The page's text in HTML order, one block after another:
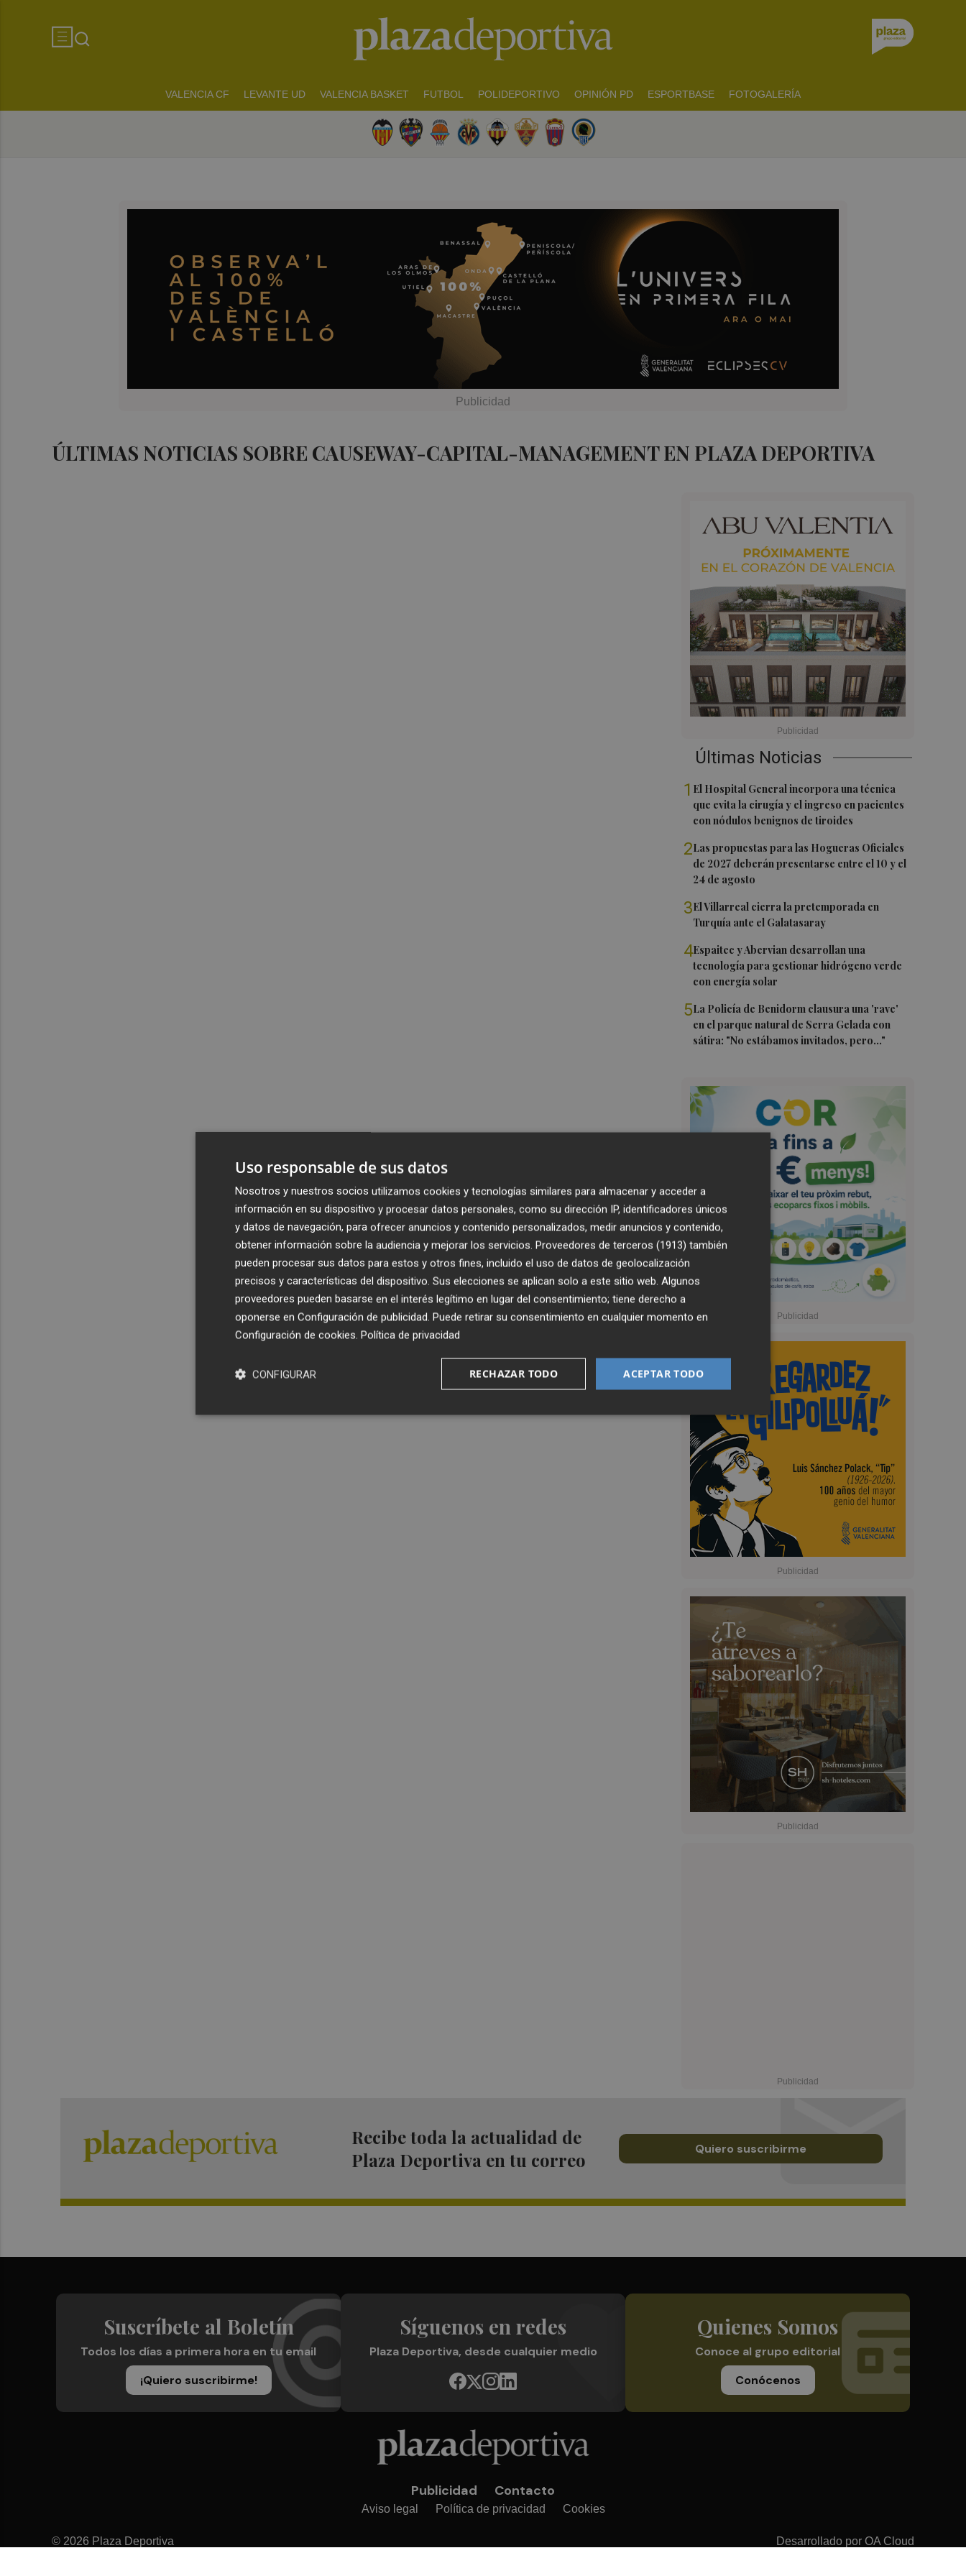
VALENCIA CF LEVANTE UD VALENCIA BASKET FUTBOL POLIDEPORTIVO OPINIÓN PD ESPORTBASE FOTOGALERÍA
ÚLTIMAS NOTICIAS SOBRE CAUSEWAY-CAPITAL-MANAGEMENT EN PLAZA DEPORTIVA
Últimas Noticias
1 El Hospital General incorpora una técnica
que evita la cirugía y el ingreso en pacientes
con nódulos benignos de tiroides
2Las propuestas para las Hogueras Oficiales
de 2027 deberán presentarse entre el 10 y el
24 de agosto
3El Villarreal cierra la pretemporada en
Turquía ante el Galatasaray
4Espaitec y Abervian desarrollan una
tecnología para gestionar hidrógeno verde
con energía solar
5La Policía de Benidorm clausura una 'rave'
en el parque natural de Serra Gelada con
sátira: "No estábamos invitados, pero..."
Recibe toda la actualidad de
Plaza Deportiva en tu correo
Quiero suscribirme
Suscríbete al Boletín
Todos los días a primera hora en tu email
¡Quiero suscribirme!
Síguenos en redes
Plaza Deportiva, desde cualquier medio
Quienes Somos
Conoce al grupo editorial
Conócenos
Publicidad Contacto
Aviso legal Política de privacidad Cookies
© 2026 Plaza Deportiva Desarrollado por OA Cloud
Uso responsable de sus datos
Nosotros y nuestros socios utilizamos cookies y tecnologías similares para almacenar y acceder a
información en su dispositivo y procesar datos personales, como su dirección IP, identificadores únicos
y datos de navegación, para ofrecer anuncios y contenido personalizados, medir anuncios y contenido,
obtener información sobre la audiencia y mejorar los servicios. Proveedores de terceros (1913) también
pueden procesar sus datos para estos y otros fines, incluido el uso de datos de geolocalización
precisos y características del dispositivo. Sus elecciones se aplican solo a este sitio web. Algunos
proveedores pueden basarse en el interés legítimo en lugar del consentimiento; tiene derecho a
oponerse en Configuración de publicidad. Puede retirar su consentimiento en cualquier momento en
Configuración de cookies. Política de privacidad
ACEPTAR TODO
RECHAZAR TODO
CONFIGURAR